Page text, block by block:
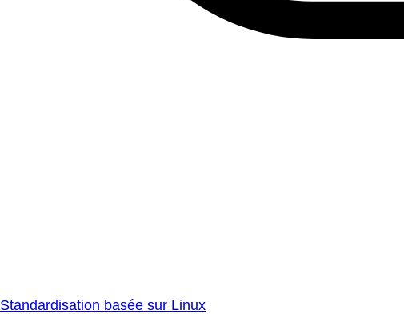
Standardisation basée sur Linux